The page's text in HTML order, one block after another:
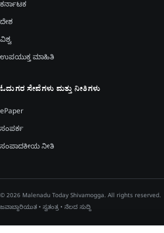
ಕರ್ನಾಟಕ
ದೇಶ
ವಿಶ್ವ
ಉಪಯುಕ್ತ ಮಾಹಿತಿ
ಓದುಗರ ಸೇವೆಗಳು ಮತ್ತು ನೀತಿಗಳು
ePaper
ಸಂಪರ್ಕ
ಸಂಪಾದಕೀಯ ನೀತಿ
© 2026 Malenadu Today Shivamogga. All rights reserved.
ಜವಾಬ್ದಾರಿಯುತ • ಸ್ವತಂತ್ರ • ನೆಲದ ಸುದ್ದಿ